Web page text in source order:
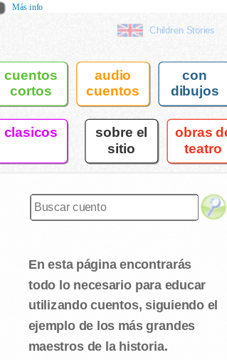
Children Stories
cuentos
cortos
audio
cuentos
con
dibujos
clasicos
sobre el
sitio
obras
teatro
En esta página encontrarás
todo lo necesario para educar
utilizando cuentos, siguiendo el
ejemplo de los más grandes
maestros de la historia.
Más info